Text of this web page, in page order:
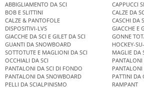
ABBIGLIAMENTO DA SCI
CAPPUCCI
BOB E SLITTINI
CALZE DA
CALZE & PANTOFOLE
CASCHI DA
DISPOSITIVI-LVS
GIACCHE E
GIACCHE DA SCI E GILET DA SCI
GONNE
GUANTI DA SNOWBOARD
HOCKEY-
SOTTOTUTE E MAGLIONI DA SCI
MAGLIE DA
OCCHIALI DA SCI
PANTALONI
PANTALONI DA SCI DI FONDO
PANTALONI
PANTALONI DA SNOWBOARD
PATTINI DA
PELLI DA SCIALPINISMO
RAMPANT